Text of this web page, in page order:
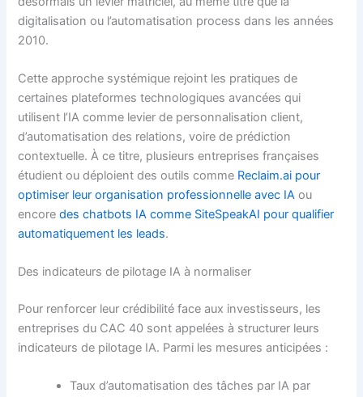
digitalisation ou l’automatisation process dans les années
2010.
Cette approche systémique rejoint les pratiques de
certaines plateformes technologiques avancées qui
utilisent l’IA comme levier de personnalisation client,
d’automatisation des relations, voire de prédiction
contextuelle. À ce titre, plusieurs entreprises françaises
étudient ou déploient des outils comme Reclaim.ai pour
optimiser leur organisation professionnelle avec IA ou
encoredes chatbots IA comme SiteSpeakAI pour qualifier
automatiquement les leads.
Des indicateurs de pilotage IA à normaliser
Pour renforcer leur crédibilité face aux investisseurs, les
entreprises du CAC 40 sont appelées à structurer leurs
indicateurs de pilotage IA. Parmi les mesures anticipées :
Taux d’automatisation des tâches par IA par